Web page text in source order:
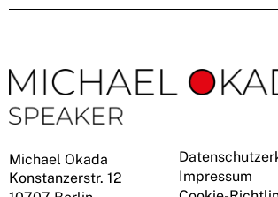
Michael Okada
Konstanzerstr. 12
Impressum